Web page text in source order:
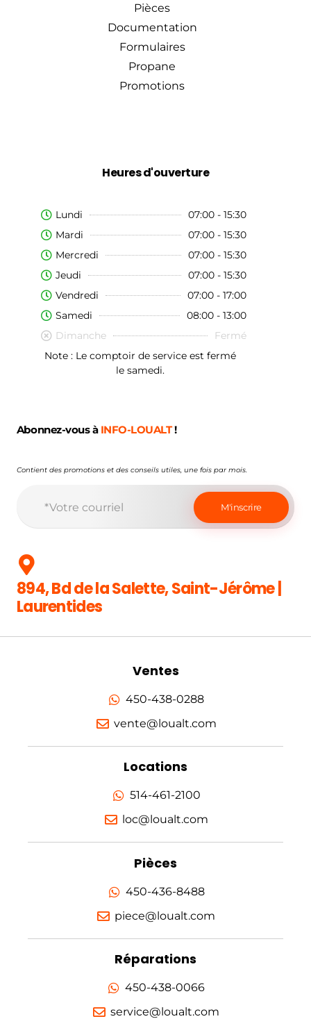
Pièces
Documentation
Formulaires
Propane
Promotions
Heures d'ouverture
Lundi
07:00 - 15:30
Mardi
07:00 - 15:30
Mercredi
07:00 - 15:30
Jeudi
07:00 - 15:30
Vendredi
07:00 - 17:00
Samedi
08:00 - 13:00
Dimanche
Fermé
Note : Le comptoir de service est fermé
le samedi.
Abonnez-vous à INFO-LOUALT!
Contient des promotions et des conseils utiles, une fois par mois.
894, Bd de la Salette, Saint-Jérôme |
Laurentides
Ventes
450-438-0288
vente@loualt.com
Locations
514-461-2100
loc@loualt.com
Pièces
450-436-8488
piece@loualt.com
Réparations
450-438-0066
service@loualt.com